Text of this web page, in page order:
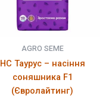
AGRO SEME
НС Таурус – насіння
соняшника F1
(Євролайтинг)